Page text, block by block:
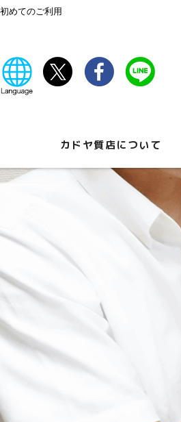
初めてのご利用
カドヤ質店について